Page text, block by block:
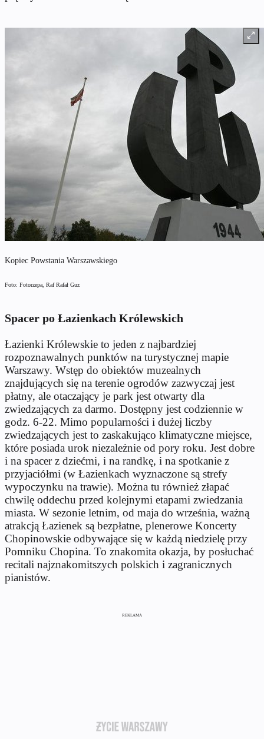
Kopiec Powstania Warszawskiego
Foto: Fotorzepa, Raf Rafał Guz
Spacer po Łazienkach Królewskich
Łazienki Królewskie to jeden z najbardziej
rozpoznawalnych punktów na turystycznej mapie
Warszawy. Wstęp do obiektów muzealnych
znajdujących się na terenie ogrodów zazwyczaj jest
płatny, ale otaczający je park jest otwarty dla
zwiedzających za darmo. Dostępny jest codziennie w
godz. 6-22. Mimo popularności i dużej liczby
zwiedzających jest to zaskakująco klimatyczne miejsce,
które posiada urok niezależnie od pory roku. Jest dobre
i na spacer z dziećmi, i na randkę, i na spotkanie z
przyjaciółmi (w Łazienkach wyznaczone są strefy
wypoczynku na trawie). Można tu również złapać
chwilę oddechu przed kolejnymi etapami zwiedzania
miasta. W sezonie letnim, od maja do września, ważną
atrakcją Łazienek są bezpłatne, plenerowe Koncerty
Chopinowskie odbywające się w każdą niedzielę przy
Pomniku Chopina. To znakomita okazja, by posłuchać
recitali najznakomitszych polskich i zagranicznych
pianistów.
REKLAMA